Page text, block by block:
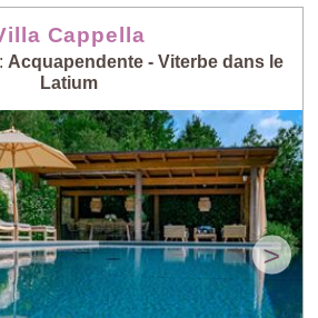
Cappella
Acquapendente - Viterbe dans le
Latium
>